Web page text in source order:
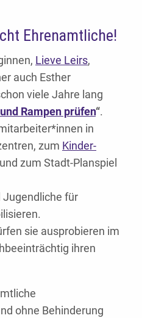
Ehrenamtliche!
Lieve Leirs,
auch Esther
viele Jahre lang
Rampen prüfen“.
in
zum Kinder-
und zum Stadt-Planspiel
Jugendliche für
sie ausprobieren im
ihren
ohne Behinderung